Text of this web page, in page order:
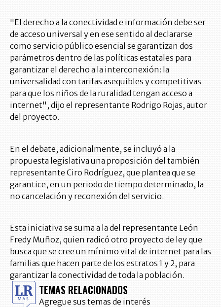
"El derecho a la conectividad e información debe ser
de acceso universal y en ese sentido al declararse
como servicio público esencial se garantizan dos
parámetros dentro de las políticas estatales para
garantizar el derecho a la interconexión: la
universalidad con tarifas asequibles y competitivas
para que los niños de la ruralidad tengan acceso a
internet", dijo el representante Rodrigo Rojas, autor
del proyecto.
En el debate, adicionalmente, se incluyó a la
propuesta legislativa una proposición del también
representante Ciro Rodríguez, que plantea que se
garantice, en un periodo de tiempo determinado, la
no cancelación y reconexión del servicio.
Esta iniciativa se suma a la del representante León
Fredy Muñoz, quien radicó otro proyecto de ley que
busca que se cree un mínimo vital de internet para las
familias que hacen parte de los estratos 1 y 2, para
garantizar la conectividad de toda la población.
TEMAS RELACIONADOS
Agregue sus temas de interés